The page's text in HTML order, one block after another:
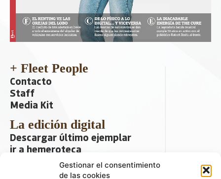
Gestionar el consentimiento
de las cookies
+ Fleet People
Contacto
Staff
Media Kit
La edición digital
Descargar último ejemplar
ir a hemeroteca
+ Contenido en redes sociales